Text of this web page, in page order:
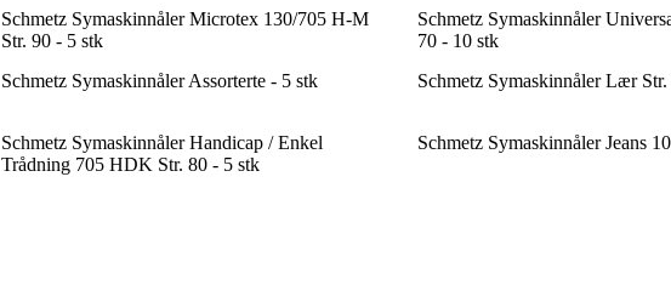
Schmetz Symaskinnåler Microtex 130/705 H-M
Str. 90 - 5 stk
Schmetz Symaskinnåler
70 - 10 stk
Schmetz Symaskinnåler Assorterte - 5 stk Schmetz Symaskinnåler Lær
Schmetz Symaskinnåler Handicap / Enkel
Trådning 705 HDK Str. 80 - 5 stk
Schmetz Symaskinnåler Jeans